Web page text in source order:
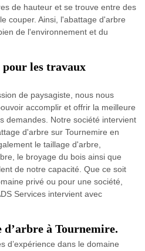
de hauteur et se trouve entre des
couper. Ainsi, l'abattage d'arbre
de l'environnement et du
pour les travaux
de paysagiste, nous nous
accomplir et offrir la meilleure
demandes. Notre société intervient
d'arbre sur Tournemire en
le taillage d'arbre,
le broyage du bois ainsi que
de notre capacité. Que ce soit
privé ou pour une société,
Services intervient avec
d’arbre à Tournemire.
d’expérience dans le domaine